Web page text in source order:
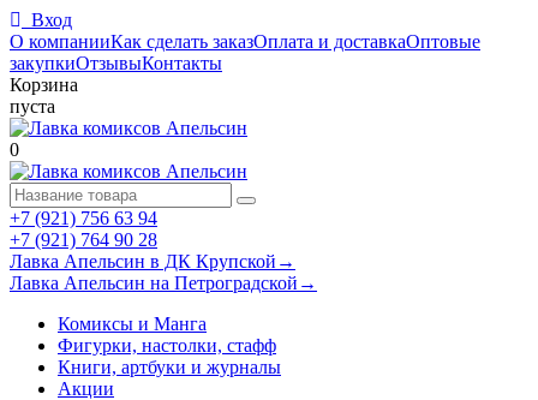
Вход
О компанииКак сделать заказОплата и доставкаОптовые
закупкиОтзывыКонтакты
Корзина
пуста
0
+7 (921) 756 63 94
+7 (921) 764 90 28
Лавка Апельсин в ДК Крупской →
Лавка Апельсин на Петроградской →
Комиксы и Манга
Фигурки, настолки, стафф
Книги, артбуки и журналы
Акции